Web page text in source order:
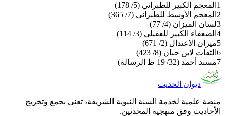
1 المعجم الكبير للطبراني (5/ 178)
2 المعجم الأوسط للطبراني (7/ 365)
3لسان الميزان (4/ 77)
4 الضعفاء الكبير للعقيلي (3/ 114)
5ميزان الاعتدال (2/ 671)
6 الثقات لابن حبان (8/ 423)
7مسند أحمد (32/ 19 ط الرسالة)
ديوان الحديث
منصة علمية لخدمة السنة النبوية الشريفة، تعنى بجمع وتخريج
الأحاديث وفق منهجية المحدثين.